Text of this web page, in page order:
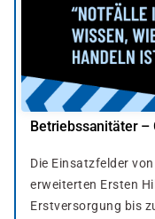
Betriebssanitäter
Die Einsatzfelder
erweiterten Ersten
Erstversorgung bis